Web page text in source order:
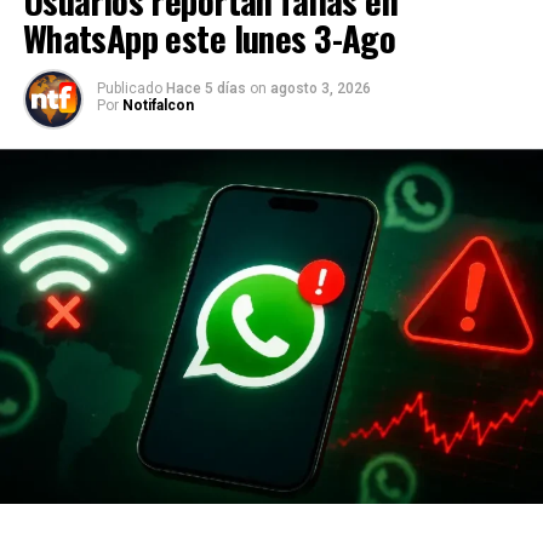
WhatsApp este lunes 3-Ago
Publicado Hace 5 días on agosto 3, 2026
Por Notifalcon